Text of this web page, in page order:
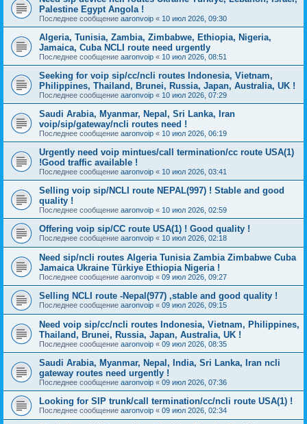
Palestine Egypt Angola !
Последнее сообщение aaronvoip « 10 июл 2026, 09:30
Algeria, Tunisia, Zambia, Zimbabwe, Ethiopia, Nigeria,
Jamaica, Cuba NCLI route need urgently
Последнее сообщение aaronvoip « 10 июл 2026, 08:51
Seeking for voip sip/cc/ncli routes Indonesia, Vietnam,
Philippines, Thailand, Brunei, Russia, Japan, Australia, UK !
Последнее сообщение aaronvoip « 10 июл 2026, 07:29
Saudi Arabia, Myanmar, Nepal, Sri Lanka, Iran
voip/sip/gateway/ncli routes need !
Последнее сообщение aaronvoip « 10 июл 2026, 06:19
Urgently need voip mintues/call termination/cc route USA(1)
!Good traffic available !
Последнее сообщение aaronvoip « 10 июл 2026, 03:41
Selling voip sip/NCLI route NEPAL(997) ! Stable and good
quality !
Последнее сообщение aaronvoip « 10 июл 2026, 02:59
Offering voip sip/CC route USA(1) ! Good quality !
Последнее сообщение aaronvoip « 10 июл 2026, 02:18
Need sip/ncli routes Algeria Tunisia Zambia Zimbabwe Cuba
Jamaica Ukraine Türkiye Ethiopia Nigeria !
Последнее сообщение aaronvoip « 09 июл 2026, 09:27
Selling NCLI route -Nepal(977) ,stable and good quality !
Последнее сообщение aaronvoip « 09 июл 2026, 09:15
Need voip sip/cc/ncli routes Indonesia, Vietnam, Philippines,
Thailand, Brunei, Russia, Japan, Australia, UK !
Последнее сообщение aaronvoip « 09 июл 2026, 08:35
Saudi Arabia, Myanmar, Nepal, India, Sri Lanka, Iran ncli
gateway routes need urgently !
Последнее сообщение aaronvoip « 09 июл 2026, 07:36
Looking for SIP trunk/call termination/cc/ncli route USA(1) !
Последнее сообщение aaronvoip « 09 июл 2026, 02:34